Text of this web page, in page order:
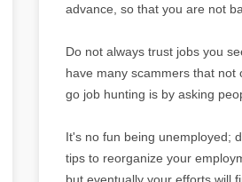
advance, so that you are not
Do not always trust jobs you
have many scammers that
go job hunting is by asking
It's no fun being unemployed;
tips to reorganize your
but eventually your efforts will